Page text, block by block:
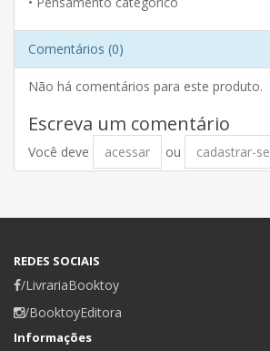
Comentários (0)
Não há comentários para este produto.
Escreva um comentário
Você deve acessar ou cadastrar-se
REDES SOCIAIS
/LivrariaBooktoy
/BooktoyEditora
Informações